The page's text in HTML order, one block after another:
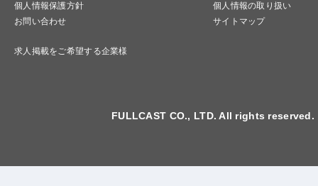
個人情報保護方針
個人情報の取り扱い
お問い合わせ
サイトマップ
求人掲載をご希望する企業様
FULLCAST CO., LTD. All rights reserved.